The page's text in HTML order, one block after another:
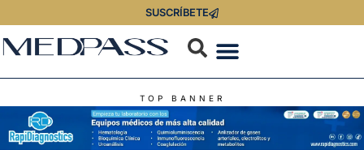
SUSCRÍBETE
TOP BANNER